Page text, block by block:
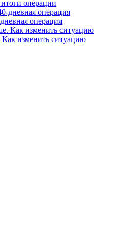
операции
операция
изменить ситуацию